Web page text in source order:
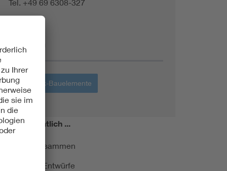
Tel. +49 69 6308-327
Elektronik-Bauelemente
Monatlich ...
kurz zusammen
und Entwürfe